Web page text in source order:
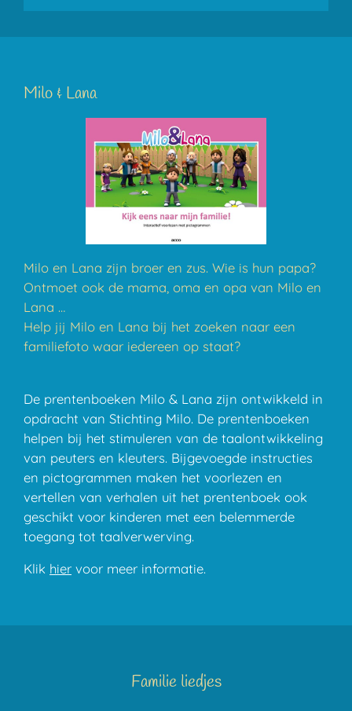
Milo & Lana
Milo en Lana zijn broer en zus. Wie is hun papa?
Ontmoet ook de mama, oma en opa van Milo en
Lana …
Help jij Milo en Lana bij het zoeken naar een
familiefoto waar iedereen op staat?
De prentenboeken Milo & Lana zijn ontwikkeld in
opdracht van Stichting Milo. De prentenboeken
helpen bij het stimuleren van de taalontwikkeling
van peuters en kleuters. Bijgevoegde instructies
en pictogrammen maken het voorlezen en
vertellen van verhalen uit het prentenboek ook
geschikt voor kinderen met een belemmerde
toegang tot taalverwerving.
Klik hier voor meer informatie.
Familie liedjes